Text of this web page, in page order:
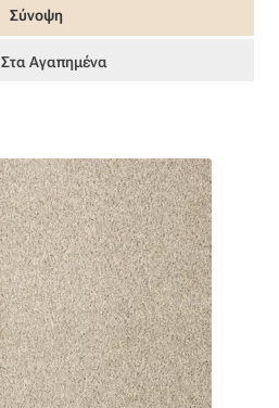
Σύνοψη
Στα Αγαπημένα